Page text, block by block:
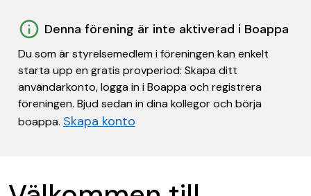
Denna förening är inte aktiverad i Boappa
Du som är styrelsemedlem i föreningen kan enkelt
starta upp en gratis provperiod: Skapa ditt
användarkonto, logga in i Boappa och registrera
föreningen. Bjud sedan in dina kollegor och börja
boappa. Skapa konto